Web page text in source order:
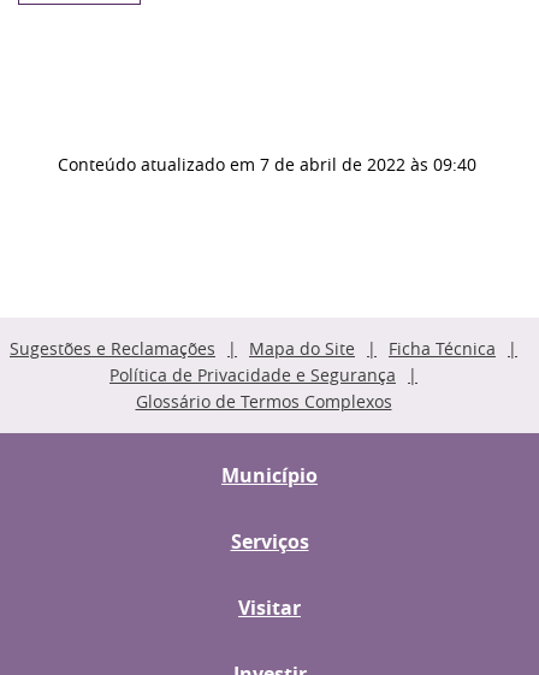
Conteúdo atualizado em 7 de abril de 2022 às 09:40
Sugestões e Reclamações Mapa do Site
Ficha Técnica
Política de Privacidade e Segurança
Glossário de Termos Complexos
Município
Serviços
Visitar